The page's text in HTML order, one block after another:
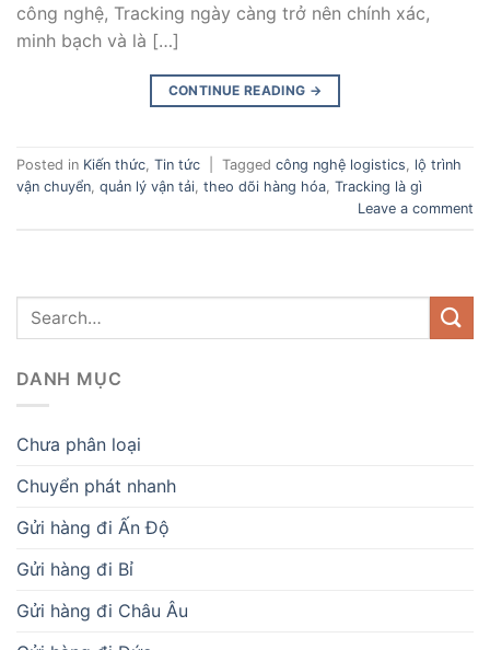
công nghệ, Tracking ngày càng trở nên chính xác,
minh bạch và là […]
CONTINUE READING →
Posted in Kiến thức, Tin tức Tagged công nghệ logistics, lộ trình
vận chuyển, quản lý vận tải, theo dõi hàng hóa, Tracking là gì
Leave a comment
DANH MỤC
Chưa phân loại
Chuyển phát nhanh
Gửi hàng đi Ấn Độ
Gửi hàng đi Bỉ
Gửi hàng đi Châu Âu